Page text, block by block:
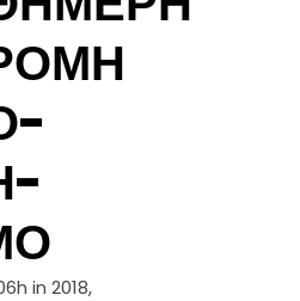
in 2018,